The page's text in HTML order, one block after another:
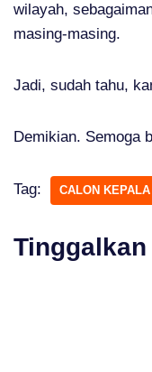
wilayah,
masing-masing.
Jadi, sudah tahu,
Demikian. Semoga
Tag: CALON